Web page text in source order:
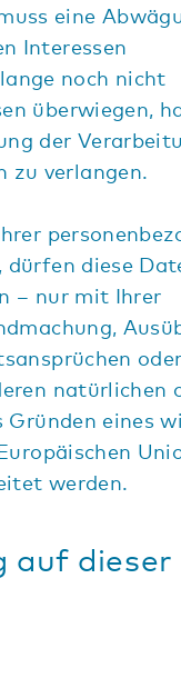
eine
Interessen
noch nicht
überwiegen,
der
zu verlangen.
diese
– nur mit Ihrer
natürlichen
eines
werden.
auf dieser